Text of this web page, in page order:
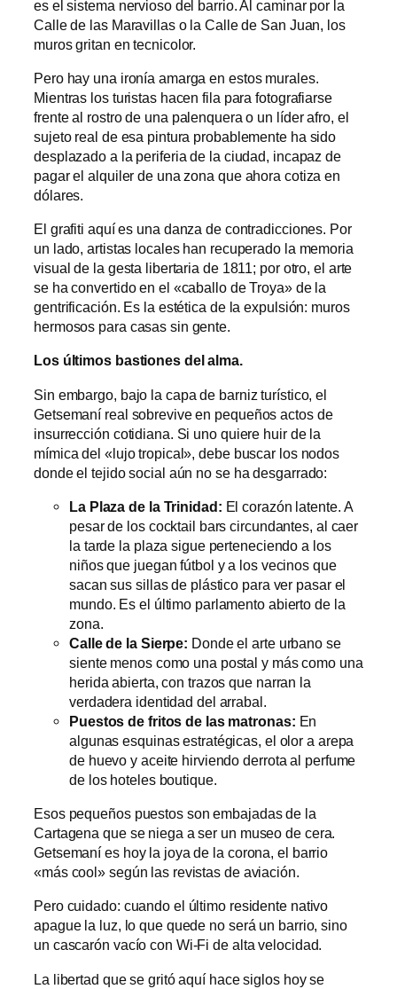
es el sistema nervioso del barrio. Al caminar por la
Calle de las Maravillas o la Calle de San Juan, los
muros gritan en tecnicolor.
Pero hay una ironía amarga en estos murales.
Mientras los turistas hacen fila para fotografiarse
frente al rostro de una palenquera o un líder afro, el
sujeto real de esa pintura probablemente ha sido
desplazado a la periferia de la ciudad, incapaz de
pagar el alquiler de una zona que ahora cotiza en
dólares.
El grafiti aquí es una danza de contradicciones. Por
un lado, artistas locales han recuperado la memoria
visual de la gesta libertaria de 1811; por otro, el arte
se ha convertido en el «caballo de Troya» de la
gentrificación. Es la estética de la expulsión: muros
hermosos para casas sin gente.
Los últimos bastiones del alma.
Sin embargo, bajo la capa de barniz turístico, el
Getsemaní real sobrevive en pequeños actos de
insurrección cotidiana. Si uno quiere huir de la
mímica del «lujo tropical», debe buscar los nodos
donde el tejido social aún no se ha desgarrado:
La Plaza de la Trinidad: El corazón latente. A
pesar de los cocktail bars circundantes, al caer
la tarde la plaza sigue perteneciendo a los
niños que juegan fútbol y a los vecinos que
sacan sus sillas de plástico para ver pasar el
mundo. Es el último parlamento abierto de la
zona.
Calle de la Sierpe: Donde el arte urbano se
siente menos como una postal y más como una
herida abierta, con trazos que narran la
verdadera identidad del arrabal.
Puestos de fritos de las matronas: En
algunas esquinas estratégicas, el olor a arepa
de huevo y aceite hirviendo derrota al perfume
de los hoteles boutique.
Esos pequeños puestos son embajadas de la
Cartagena que se niega a ser un museo de cera.
Getsemaní es hoy la joya de la corona, el barrio
«más cool» según las revistas de aviación.
Pero cuidado: cuando el último residente nativo
apague la luz, lo que quede no será un barrio, sino
un cascarón vacío con Wi-Fi de alta velocidad.
La libertad que se gritó aquí hace siglos hoy se